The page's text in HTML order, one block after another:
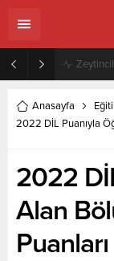
Anasayfa
2022 DİL Puanıyla
2022
Alan
Puanları